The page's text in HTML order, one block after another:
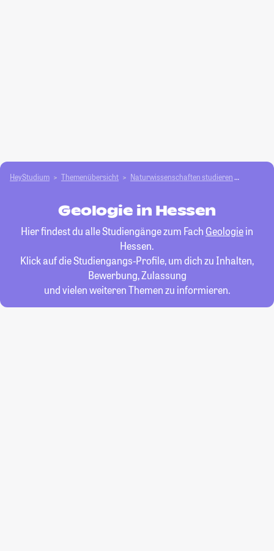
HeyStudium Themenübersicht Natur­wissenschaften studieren
Geologie in Hessen
Hier findest du alle Studiengänge zum Fach Geologiein
Hessen.
Klick auf die Studiengangs-Profile, um dich zu Inhalten,
Bewerbung, Zulassung
und vielen weiteren Themen zu informieren.